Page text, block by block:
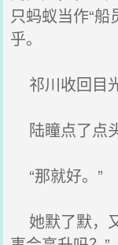
只蚂蚁当作“船
乎。
祁川收回目
陆瞳点了点
“那就好。”
她默了默，